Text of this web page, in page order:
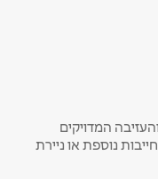
המדויקים
נוספת או ניירת